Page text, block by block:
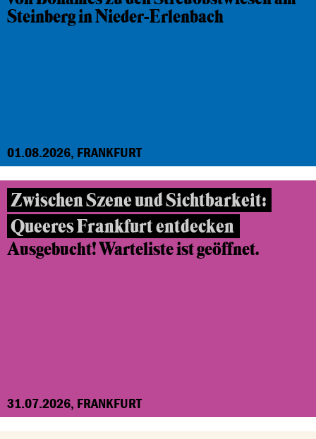
Steinberg in Nieder-Erlenbach
01.08.2026, FRANKFURT
Zwischen Szene und Sichtbarkeit:
Queeres Frankfurt entdecken
Ausgebucht! Warteliste ist geöffnet.
31.07.2026, FRANKFURT